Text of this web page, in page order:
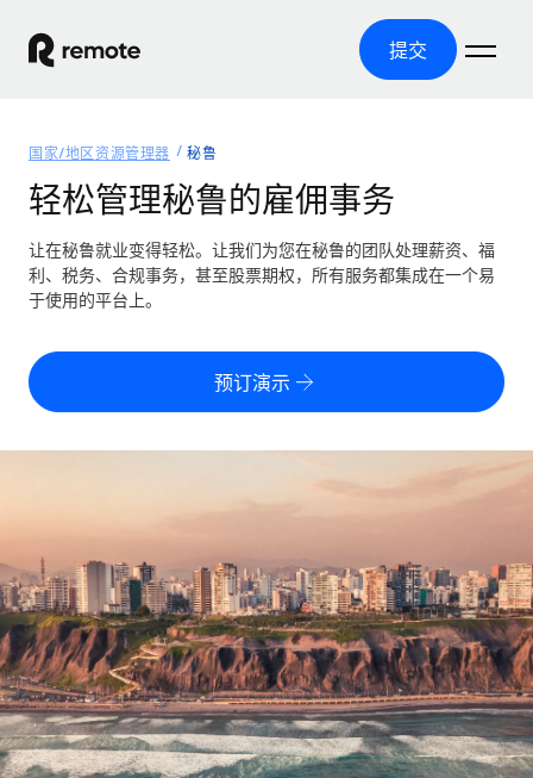
提交
产品
全球招聘
全球薪资管理
轻松运行合规薪资
零实体成本实现全球扩张
PEO
外包复杂雇佣任务
基础设施
Remote Embedded
将人力资源无缝融入工作流程
覆盖全球
美国各州浏览器
成长阶段
初创企业
为成长型企业量身打造的全球敏捷型人力资源与薪资解决方案
中型市场
通过定制化人力资源解决方案扩展团队
资源
工具与计算器
误分类风险计算工具
计算任何国家的员工总成本
探索全球合同工的结算货币选项与结算速度
通过 REMOTE 学习
研究与指引
案例研究
定价
中文（简体）
Nederlands
Français
Deutsch
Español
登录
国家/地区资源管理器 秘鲁
轻松管理秘鲁的雇佣事务
让在秘鲁就业变得轻松。让我们为您在秘鲁的团队处理薪资、福
利、税务、合规事务，甚至股票期权，所有服务都集成在一个易
于使用的平台上。
预订演示